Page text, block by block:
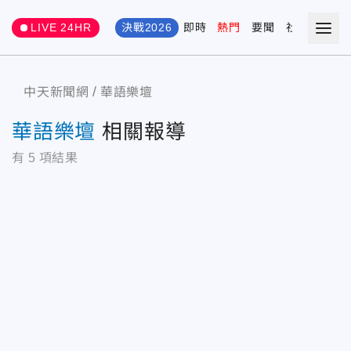
LIVE 24HR 決戰2026 即時 熱門 要聞 社會 娛樂
中天新聞網 華語樂壇
華語樂壇 相關報導
有 5 項結果